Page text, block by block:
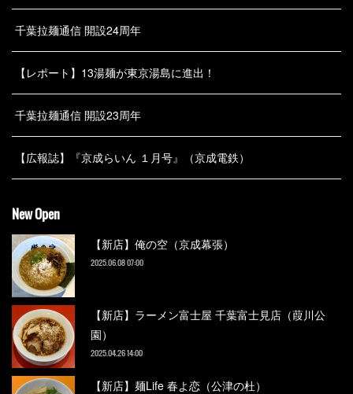
千葉拉麺通信 開設24周年
【レポート】13湯麺が東京湯島に進出！
千葉拉麺通信 開設23周年
【広報誌】『京成らいん １月号』（京成電鉄）
New Open
【新店】俺の空（京成幕張）
2025.06.08 07:00
【新店】ラーメン富士屋 千葉富士見店（葭川公
園）
2025.04.26 14:00
【新店】麺Life 春よ恋（公津の杜）